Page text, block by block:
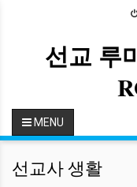
선교 루
MENU
선교사 생활